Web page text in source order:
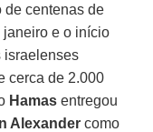
de centenas de
janeiro e o início
israelenses
cerca de 2.000
Hamas entregou
Alexander como